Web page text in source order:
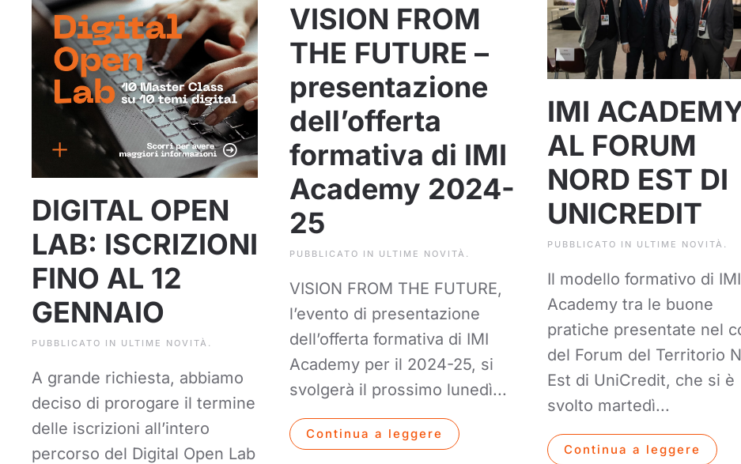
VISION FROM
THE FUTURE –
presentazione
dell’offerta
formativa di IMI
Academy 2024-
25
PUBBLICATO IN ULTIME NOVITÀ .
VISION FROM THE FUTURE,
l’evento di presentazione
dell’offerta formativa di IMI
Academy per il 2024-25, si
svolgerà il prossimo lunedì...
Continua a leggere
IMI
AL FORUM
NORD EST DI
UNICREDIT
PUBBLICATO IN ULTIME NOVITÀ .
Il modello formativo di IMI
Academy tra le buone
pratiche presentate nel
del Forum del Territorio
Est di UniCredit, che si è
svolto martedì...
Continua a leggere
DIGITAL OPEN
LAB: ISCRIZIONI
FINO AL 12
GENNAIO
PUBBLICATO IN ULTIME NOVITÀ .
A grande richiesta, abbiamo
deciso di prorogare il termine
delle iscrizioni all’intero
percorso del Digital Open Lab